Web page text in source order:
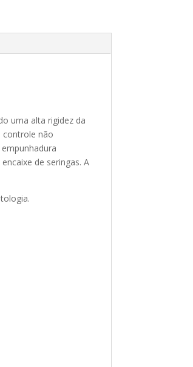
uma alta rigidez da
controle não
de seringas. A